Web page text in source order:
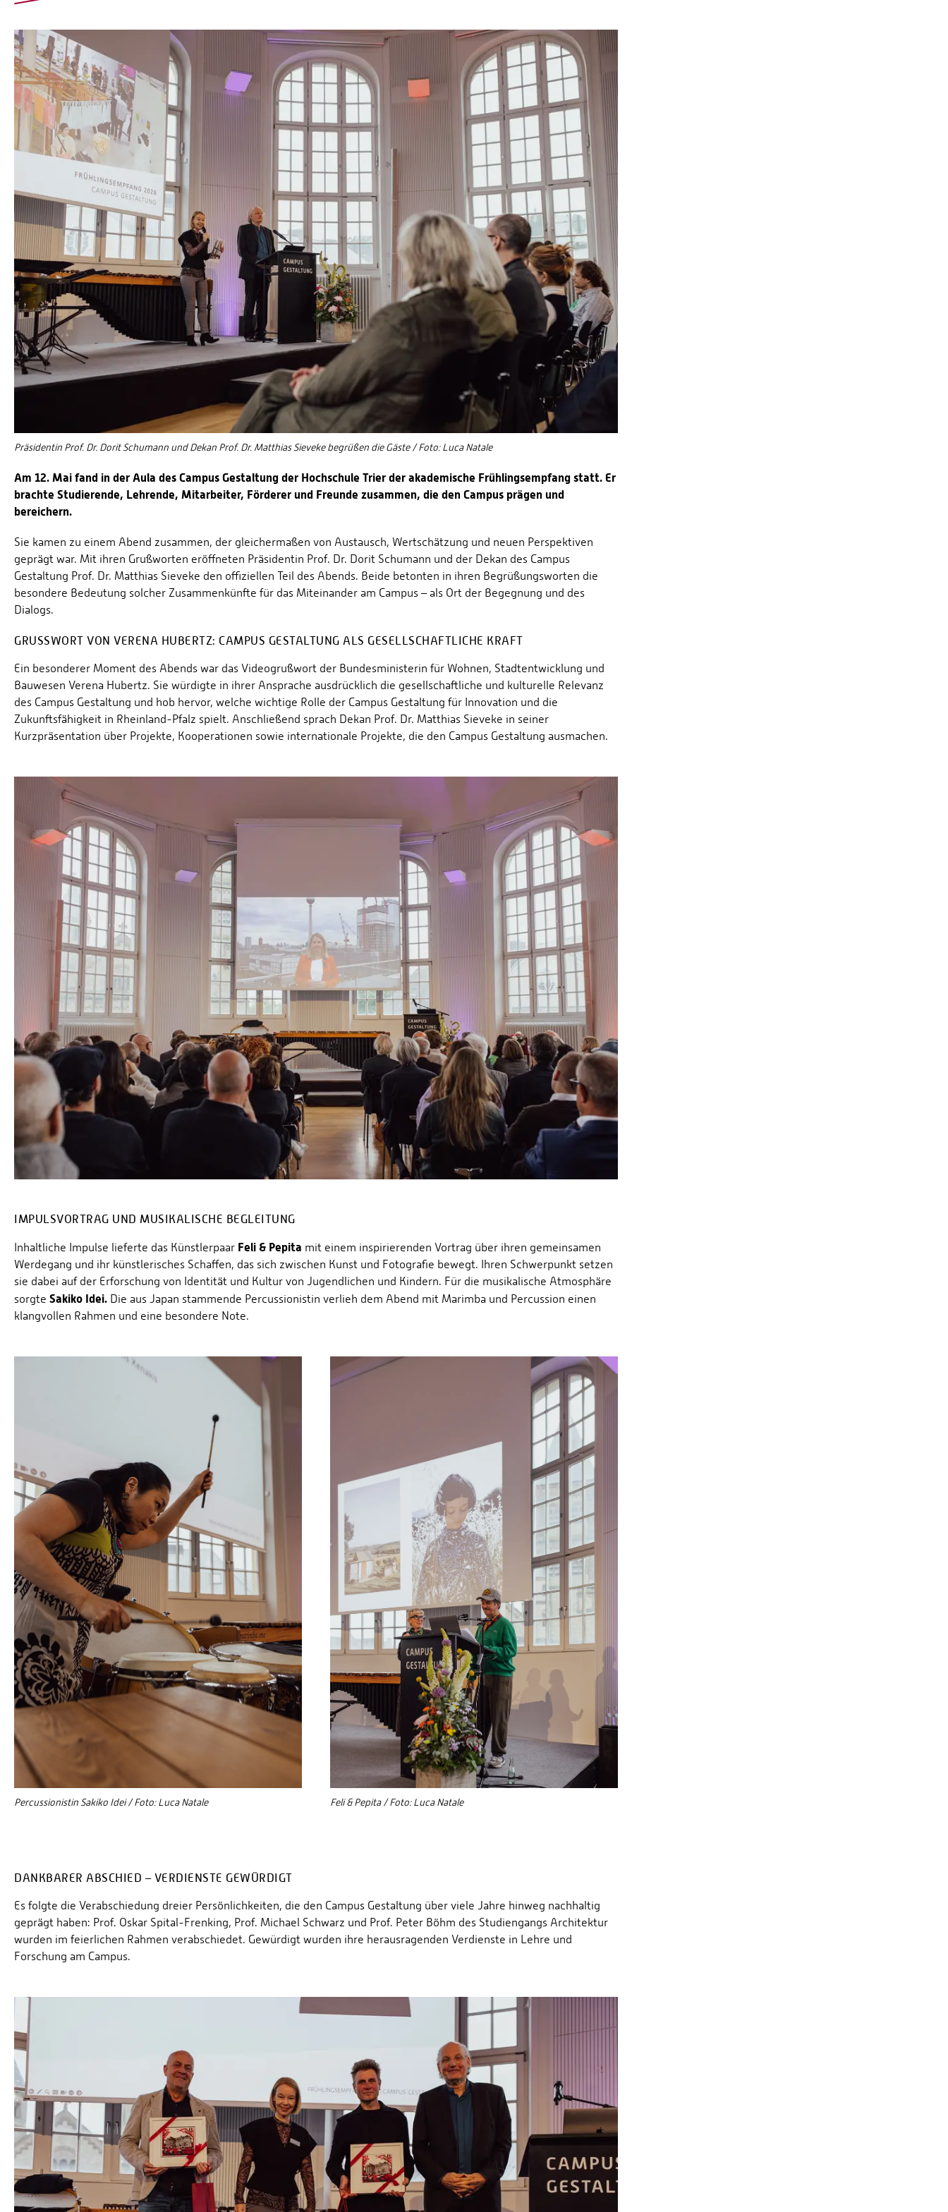
Präsidentin Prof. Dr. Dorit Schumann und Dekan Prof. Dr. Matthias Sieveke begrüßen die Gäste / Foto: Luca Natale
Am 12. Mai fand in der Aula des Campus Gestaltung der Hochschule Trier der akademische Frühlingsempfang statt. Er
brachte Studierende, Lehrende, Mitarbeiter, Förderer und Freunde zusammen, die den Campus prägen und
bereichern.
Sie kamen zu einem Abend zusammen, der gleichermaßen von Austausch, Wertschätzung und neuen Perspektiven
geprägt war. Mit ihren Grußworten eröffneten Präsidentin Prof. Dr. Dorit Schumann und der Dekan des Campus
Gestaltung Prof. Dr. Matthias Sieveke den offiziellen Teil des Abends. Beide betonten in ihren Begrüßungsworten die
besondere Bedeutung solcher Zusammenkünfte für das Miteinander am Campus – als Ort der Begegnung und des
Dialogs.
GRUSSWORT VON VERENA HUBERTZ: CAMPUS GESTALTUNG ALS GESELLSCHAFTLICHE KRAFT
Ein besonderer Moment des Abends war das Videogrußwort der Bundesministerin für Wohnen, Stadtentwicklung und
Bauwesen Verena Hubertz. Sie würdigte in ihrer Ansprache ausdrücklich die gesellschaftliche und kulturelle Relevanz
des Campus Gestaltung und hob hervor, welche wichtige Rolle der Campus Gestaltung für Innovation und die
Zukunftsfähigkeit in Rheinland-Pfalz spielt. Anschließend sprach Dekan Prof. Dr. Matthias Sieveke in seiner
Kurzpräsentation über Projekte, Kooperationen sowie internationale Projekte, die den Campus Gestaltung ausmachen.
IMPULSVORTRAG UND MUSIKALISCHE BEGLEITUNG
Inhaltliche Impulse lieferte das Künstlerpaar Feli & Pepita mit einem inspirierenden Vortrag über ihren gemeinsamen
Werdegang und ihr künstlerisches Schaffen, das sich zwischen Kunst und Fotografie bewegt. Ihren Schwerpunkt setzen
sie dabei auf der Erforschung von Identität und Kultur von Jugendlichen und Kindern. Für die musikalische Atmosphäre
sorgte Sakiko Idei. Die aus Japan stammende Percussionistin verlieh dem Abend mit Marimba und Percussion einen
klangvollen Rahmen und eine besondere Note.
Percussionistin Sakiko Idei / Foto: Luca Natale Feli & Pepita / Foto: Luca Natale
DANKBARER ABSCHIED – VERDIENSTE GEWÜRDIGT
Es folgte die Verabschiedung dreier Persönlichkeiten, die den Campus Gestaltung über viele Jahre hinweg nachhaltig
geprägt haben: Prof. Oskar Spital-Frenking, Prof. Michael Schwarz und Prof. Peter Böhm des Studiengangs Architektur
wurden im feierlichen Rahmen verabschiedet. Gewürdigt wurden ihre herausragenden Verdienste in Lehre und
Forschung am Campus.